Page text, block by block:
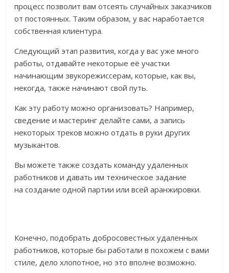
процесс позволит вам отсеять случайных заказчиков
от постоянных. Таким образом, у вас наработается
собственная клиентура.
Следующий этап развития, когда у вас уже много
работы, отдавайте некоторые её участки
начинающим звукорежиссерам, которые, как вы,
некогда, также начинают свой путь.
Как эту работу можно организовать? Например,
сведение и мастеринг делайте сами, а запись
некоторых треков можно отдать в руки других
музыкантов.
Вы можете также создать команду удаленных
работников и давать им техническое задание
на создание одной партии или всей аранжировки.
Конечно, подобрать добросовестных удаленных
работников, которые бы работали в похожем с вами
стиле, дело хлопотное, но это вполне возможно.